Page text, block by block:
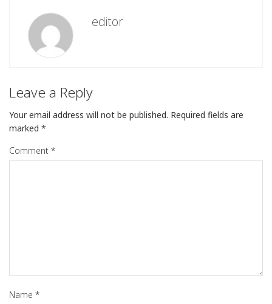
editor
Leave a Reply
Your email address will not be published. Required fields are
marked *
Comment *
Name *